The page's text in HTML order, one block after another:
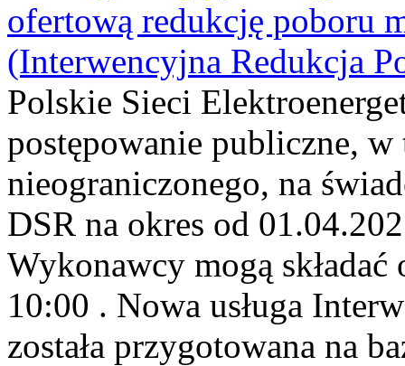
ofertową redukcję poboru
(Interwencyjna Redukcja
Polskie Sieci
postępowanie publiczne,
nieograniczonego, na
DSR na okres od
Wykonawcy mogą
10:00 . Nowa usługa
została przygotowana na